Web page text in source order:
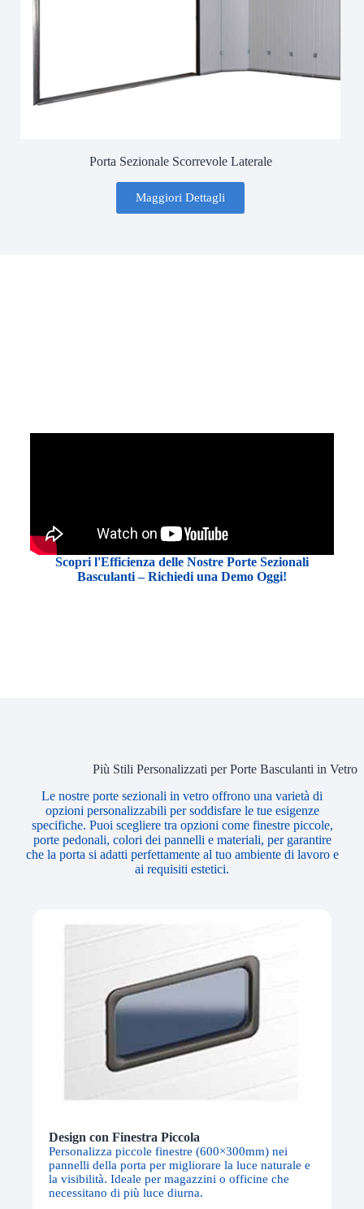
Porta Sezionale Scorrevole Laterale
Maggiori Dettagli
Scopri l'Efficienza delle Nostre Porte Sezionali
Basculanti – Richiedi una Demo Oggi!
Più Stili Personalizzati per Porte Basculanti in Vetro
Le nostre porte sezionali in vetro offrono una varietà di
opzioni personalizzabili per soddisfare le tue esigenze
specifiche. Puoi scegliere tra opzioni come finestre piccole,
porte pedonali, colori dei pannelli e materiali, per garantire
che la porta si adatti perfettamente al tuo ambiente di lavoro e
ai requisiti estetici.
Design con Finestra Piccola
Personalizza piccole finestre (600×300mm) nei
pannelli della porta per migliorare la luce naturale e
la visibilità. Ideale per magazzini o officine che
necessitano di più luce diurna.